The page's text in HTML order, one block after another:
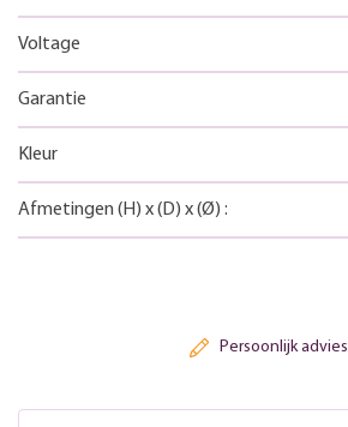
Voltage
Garantie
Kleur
Afmetingen (H) x(D) x(Ø) :
Persoonlijk advies